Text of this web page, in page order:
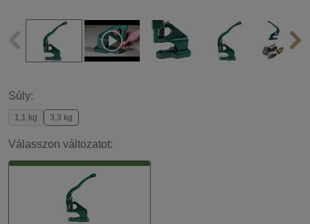
Súly:
1,1 kg 3,3 kg
Válasszon változatot: